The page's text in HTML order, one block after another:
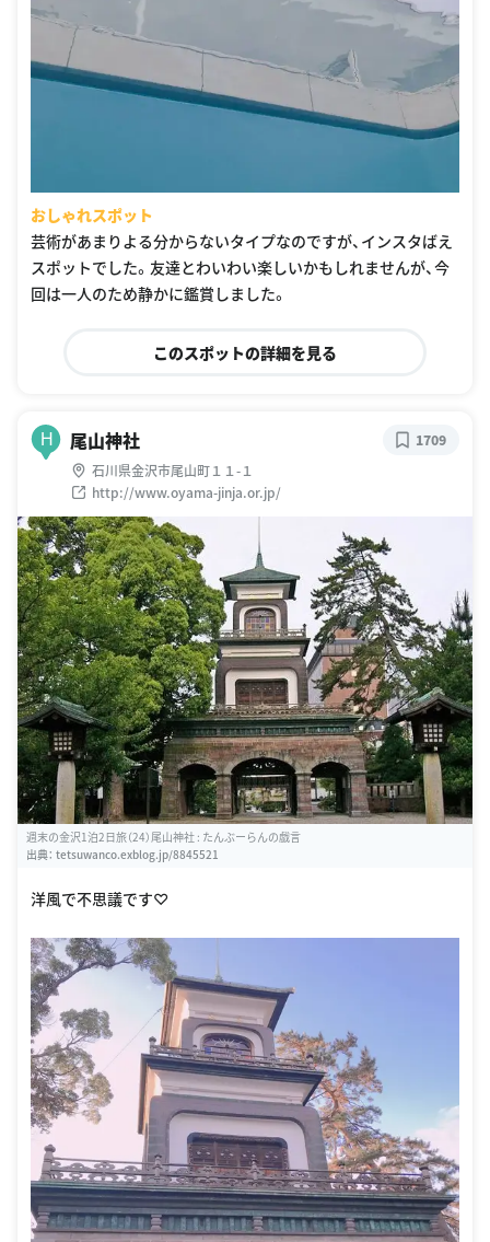
おしゃれスポット
芸術があまりよる分からないタイプなのですが、インスタばえ
スポットでした。友達とわいわい楽しいかもしれませんが、今
回は一人のため静かに鑑賞しました。
このスポットの詳細を見る
H 尾山神社
石川県金沢市尾山町１１-１
http://www.oyama-jinja.or.jp/
1709
週末の金沢1泊2日旅（24）尾山神社 : たんぶーらんの戯言
出典： tetsuwanco.exblog.jp/8845521
洋風で不思議です♡